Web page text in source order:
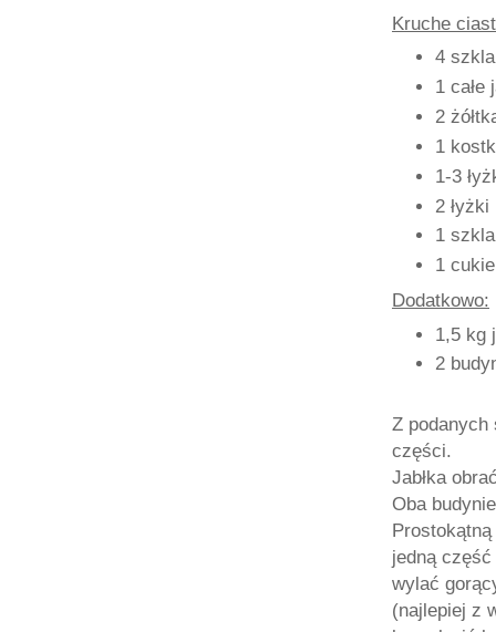
Kruche
4
1 całe
2
1
1-3
2
1
1
Dodatkowo:
1,5 kg
2
Z podanych
części.
Jabłka
Oba
jedną część
wylać
(najlepiej z